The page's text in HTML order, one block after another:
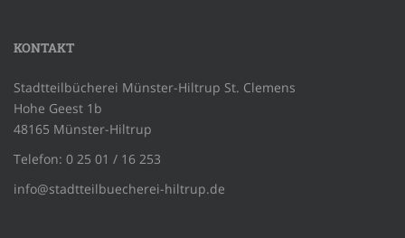
KONTAKT
Stadtteilbücherei Münster-Hiltrup St. Clemens
Hohe Geest 1b
48165 Münster-Hiltrup
Telefon: 0 25 01 / 16 253
info@stadtteilbuecherei-hiltrup.de